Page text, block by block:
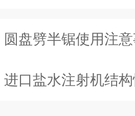
圆盘劈半锯使用注
进口盐水注射机结